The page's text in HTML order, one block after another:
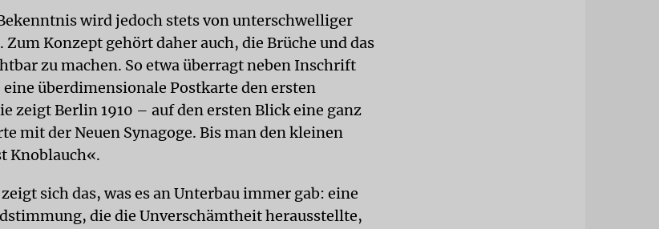
wird jedoch stets von unterschwelliger
Konzept gehört daher auch, die Brüche und das
zu machen. So etwa überragt neben Inschrift
überdimensionale Postkarte den ersten
zeigt Berlin 1910 – auf den ersten Blick eine ganz
mit der Neuen Synagoge. Bis man den kleinen
Knoblauch«.
sich das, was es an Unterbau immer gab: eine
die die Unverschämtheit herausstellte,